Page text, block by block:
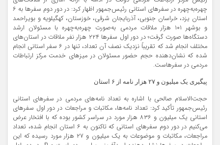
چهره‌به‌چهره در سفرهای استانی رئیس‌جمهور اظهار کرد: در دور دوم سفرها به ۶
استان یزد، خراسان جنوبی، آذربایجان شرقی، خوزستان، کهگیلویه و بویراحمد
و بوشهر ۱۰۱ هزار ملاقات مردمی به‌صورت چهره‌به‌چهره با مسئولان ارشد
دستگاه‌ها صورت گرفت؛ در دور اول سفرها ۲۲۴ هزار نفر ملاقات در استان‌های
مختلف انجام شد که تقریباً نزدیک نصف آن تعداد، تنها در ۶ سفر استانی انجام
شده که نشان‌دهنده حجم حضور مسئولان در میزهای خدمت مرکز ارتباطات
مردمی در سفرهاست.
پیگیری یک میلیون و ۲۷ هزار نامه از ۶ استان
حجت‌الاسلام صالحی با اشاره به تعداد نامه‌های مردمی در سفرهای استانی
رئیس‌جمهور تأکید کرد: تعداد نامه‌ها، مکاتبات و مراجعات در دور اول سفرهای
استانی یک میلیون و ۸۳۶ هزار مورد در سراسر کشور بوده که با افتخار عرض
می‌کنیم در دور دوم سفرهای استانی که تاکنون به ۶ استان انجام شده، تعداد
مراجعات، مکاتبات و موضوعات به یک میلیون و ۲۷ هزار مورد رسیده که این